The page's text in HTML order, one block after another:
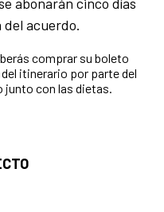
acuerdo.
comprar su boleto
itinerario por parte del
junto con las dietas.